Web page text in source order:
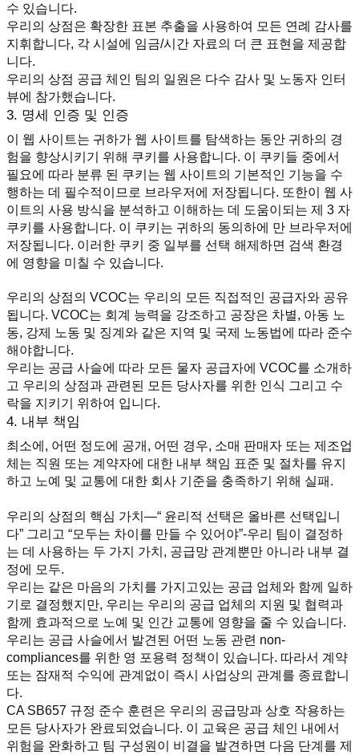
수 있습니다.
우리의 상점은 확장한 표본 추출을 사용하여 모든 연례 감사를
지휘합니다, 각 시설에 임금/시간 자료의 더 큰 표현을 제공합
니다.
우리의 상점 공급 체인 팀의 일원은 다수 감사 및 노동자 인터
뷰에 참가했습니다.
3. 명세 인증 및 인증
이 웹 사이트는 귀하가 웹 사이트를 탐색하는 동안 귀하의 경
험을 향상시키기 위해 쿠키를 사용합니다. 이 쿠키들 중에서
필요에 따라 분류 된 쿠키는 웹 사이트의 기본적인 기능을 수
행하는 데 필수적이므로 브라우저에 저장됩니다. 또한이 웹 사
이트의 사용 방식을 분석하고 이해하는 데 도움이되는 제 3 자
쿠키를 사용합니다. 이 쿠키는 귀하의 동의하에 만 브라우저에
저장됩니다. 이러한 쿠키 중 일부를 선택 해제하면 검색 환경
에 영향을 미칠 수 있습니다.
우리의 상점의 VCOC는 우리의 모든 직접적인 공급자와 공유
됩니다. VCOC는 회계 능력을 강조하고 공장은 차별, 아동 노
동, 강제 노동 및 징계와 같은 지역 및 국제 노동법에 따라 준수
해야합니다.
우리는 공급 사슬에 따라 모든 물자 공급자에 VCOC를 소개하
고 우리의 상점과 관련된 모든 당사자를 위한 인식 그리고 수
락을 지키기 위하여 입니다.
4. 내부 책임
최소에, 어떤 정도에 공개, 어떤 경우, 소매 판매자 또는 제조업
체는 직원 또는 계약자에 대한 내부 책임 표준 및 절차를 유지
하고 노예 및 교통에 대한 회사 기준을 충족하기 위해 실패.
우리의 상점의 핵심 가치—“ 윤리적 선택은 올바른 선택입니
다” 그리고 “모두는 차이를 만들 수 있어야”-우리 팀이 결정하
는 데 사용하는 두 가지 가치, 공급망 관계뿐만 아니라 내부 결
정에 모두.
우리는 같은 마음의 가치를 가지고있는 공급 업체와 함께 일하
기로 결정했지만, 우리는 우리의 공급 업체의 지원 및 협력과
함께 효과적으로 노예 및 인간 교통에 영향을 줄 수 있습니다.
우리는 공급 사슬에서 발견된 어떤 노동 관련 non-
compliances를 위한 영 포용력 정책이 있습니다. 따라서 계약
또는 잠재적 수익에 관계없이 즉시 사업상의 관계를 종료합니
다.
CA SB657 규정 준수 훈련은 우리의 공급망과 상호 작용하는
모든 당사자가 완료되었습니다. 이 교육은 공급 체인 내에서
위험을 완화하고 팀 구성원이 비결을 발견하면 다음 단계를 제